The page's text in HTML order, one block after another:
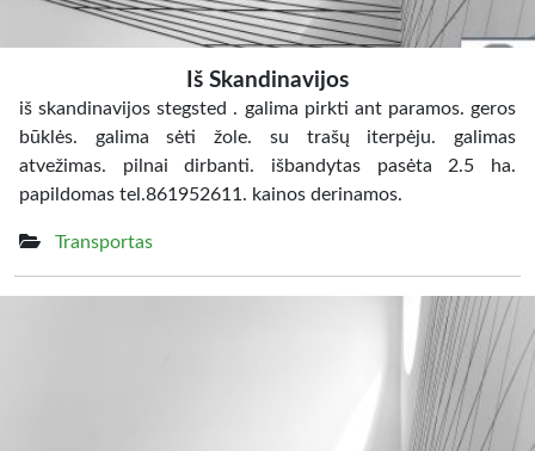
Iš Skandinavijos
iš skandinavijos stegsted . galima pirkti ant paramos. geros
būklės. galima sėti žole. su trašų iterpėju. galimas
atvežimas. pilnai dirbanti. išbandytas pasėta 2.5 ha.
papildomas tel.861952611. kainos derinamos.
Transportas